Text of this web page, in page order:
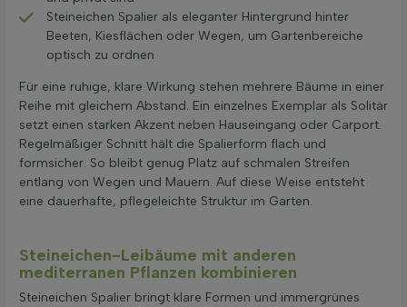
Steineichen Spalier als eleganter Hintergrund hinter
Beeten, Kiesflächen oder Wegen, um Gartenbereiche
optisch zu ordnen
Für eine ruhige, klare Wirkung stehen mehrere Bäume in einer
Reihe mit gleichem Abstand. Ein einzelnes Exemplar als Solitär
setzt einen starken Akzent neben Hauseingang oder Carport.
Regelmäßiger Schnitt hält die Spalierform flach und
formsicher. So bleibt genug Platz auf schmalen Streifen
entlang von Wegen und Mauern. Auf diese Weise entsteht
eine dauerhafte, pflegeleichte Struktur im Garten.
Steineichen-Leibäume mit anderen
mediterranen Pflanzen kombinieren
Steineichen Spalier bringt klare Formen und immergrünes